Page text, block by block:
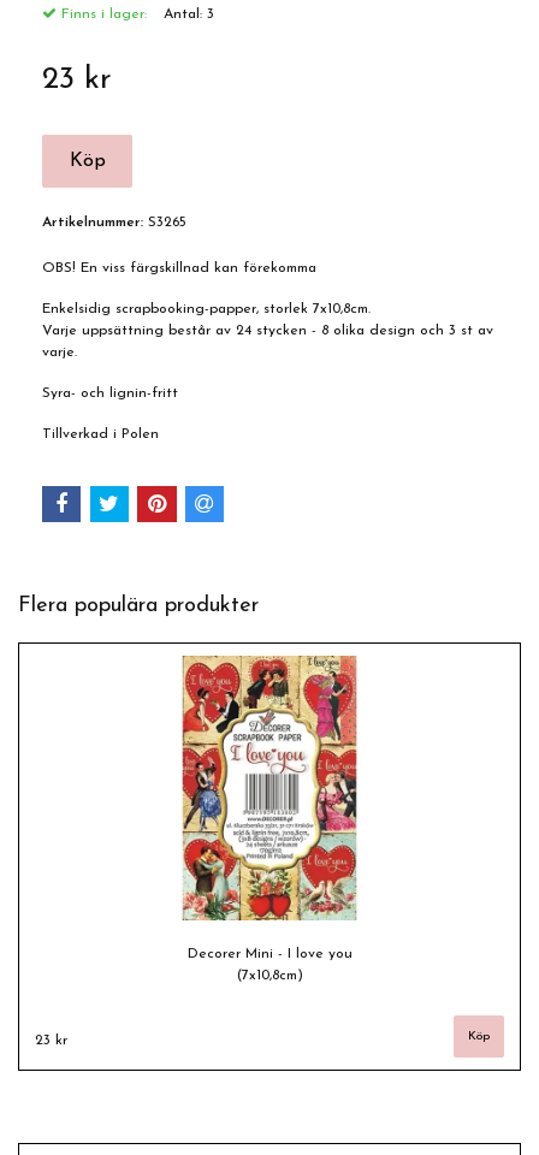
Finns i lager: Antal: 3
23 kr
Artikelnummer: S3265
OBS! En viss färgskillnad kan förekomma
Enkelsidig scrapbooking-papper, storlek 7x10,8cm.
Varje uppsättning består av 24 stycken - 8 olika design och 3 st av
varje.
Syra- och lignin-fritt
Tillverkad i Polen
Flera populära produkter
Decorer Mini - I love you
(7x10,8cm)
23 kr